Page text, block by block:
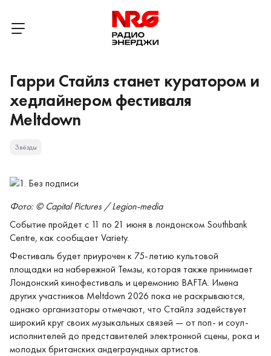
Гарри Стайлз станет куратором и
хедлайнером фестиваля
Meltdown
Звёзды
Фото: © Capital Pictures / Legion-media
Событие пройдет с 11 по 21 июня в лондонском Southbank
Centre, как сообщает Variety.
Фестиваль будет приурочен к 75-летию культовой
площадки на набережной Темзы, которая также принимает
Лондонский кинофестиваль и церемонию BAFTA. Имена
других участников Meltdown 2026 пока не раскрываются,
однако организаторы отмечают, что Стайлз задействует
широкий круг своих музыкальных связей — от поп- и соул-
исполнителей до представителей электронной сцены, рока и
молодых британских андеграундных артистов.